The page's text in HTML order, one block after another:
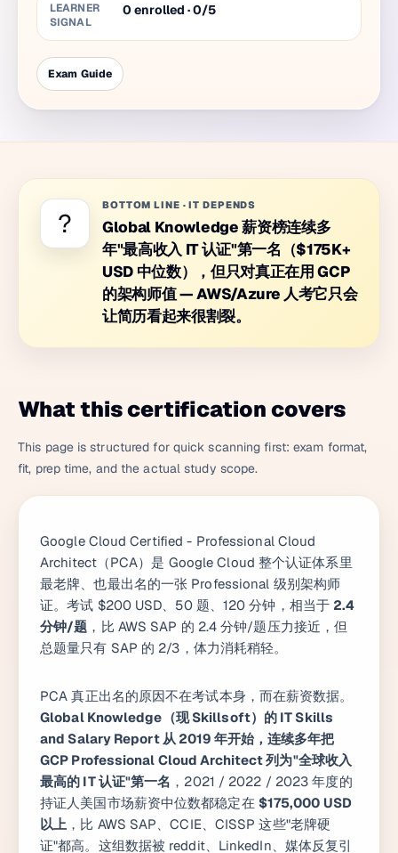
LEARNER
SIGNAL
0 enrolled · 0/5
Exam Guide
?
BOTTOM LINE · IT DEPENDS
Global Knowledge 薪资榜连续多
年"最高收入 IT 认证"第一名（$175K+
USD 中位数），但只对真正在用 GCP
的架构师值 — AWS/Azure 人考它只会
让简历看起来很割裂。
What this certification covers
This page is structured for quick scanning first: exam format,
fit, prep time, and the actual study scope.
Google Cloud Certified - Professional Cloud
Architect（PCA）是 Google Cloud 整个认证体系里
最老牌、也最出名的一张 Professional 级别架构师
证。考试 $200 USD、50 题、120 分钟，相当于 2.4
分钟/题 ，比 AWS SAP 的 2.4 分钟/题压力接近，但
总题量只有 SAP 的 2/3，体力消耗稍轻。
PCA 真正出名的原因不在考试本身，而在薪资数据。
Global Knowledge（现 Skillsoft）的 IT Skills
and Salary Report 从 2019 年开始，连续多年把
GCP Professional Cloud Architect 列为"全球收入
最高的 IT 认证"第一名 ，2021 / 2022 / 2023 年度的
持证人美国市场薪资中位数都稳定在 $175,000 USD
以上 ，比 AWS SAP、CCIE、CISSP 这些"老牌硬
证"都高。这组数据被 reddit、LinkedIn、媒体反复引